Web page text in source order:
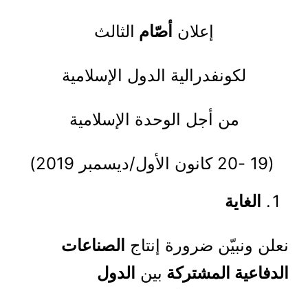
إعلان أصّام الثالث
لكونفدرالية الدول الإسلامية
من أجل الوحدة الإسلامية
(19 -20 كانون الأول/ديسمبر 2019)
الغاية
نعلن ونبيّن ضرورة إنتاج الصناعات
الدفاعية المشتركة بين الدول